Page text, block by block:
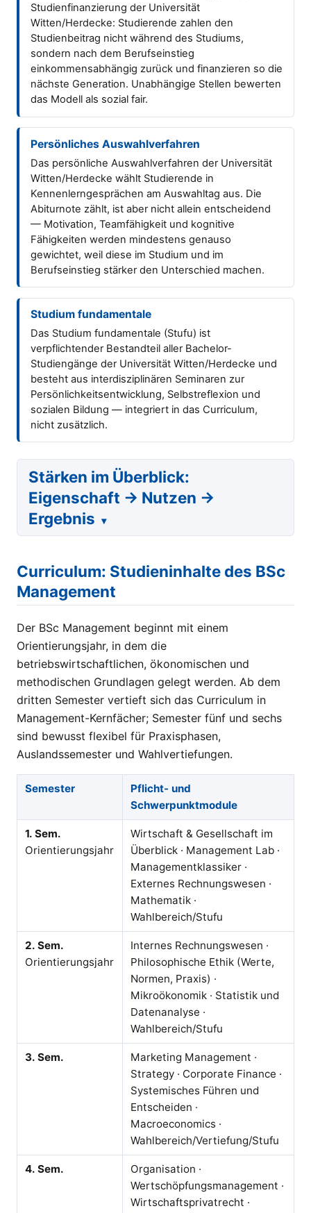
Studienfinanzierung der Universität
Witten/Herdecke: Studierende zahlen den
Studienbeitrag nicht während des Studiums,
sondern nach dem Berufseinstieg
einkommensabhängig zurück und finanzieren so die
nächste Generation. Unabhängige Stellen bewerten
das Modell als sozial fair.
Persönliches Auswahlverfahren
Das persönliche Auswahlverfahren der Universität
Witten/Herdecke wählt Studierende in
Kennenlerngesprächen am Auswahltag aus. Die
Abiturnote zählt, ist aber nicht allein entscheidend
— Motivation, Teamfähigkeit und kognitive
Fähigkeiten werden mindestens genauso
gewichtet, weil diese im Studium und im
Berufseinstieg stärker den Unterschied machen.
Studium fundamentale
Das Studium fundamentale (Stufu) ist
verpflichtender Bestandteil aller Bachelor-
Studiengänge der Universität Witten/Herdecke und
besteht aus interdisziplinären Seminaren zur
Persönlichkeitsentwicklung, Selbstreflexion und
sozialen Bildung — integriert in das Curriculum,
nicht zusätzlich.
Stärken im Überblick:
Eigenschaft → Nutzen →
Ergebnis
Curriculum: Studieninhalte des BSc
Management
Der BSc Management beginnt mit einem
Orientierungsjahr, in dem die
betriebswirtschaftlichen, ökonomischen und
methodischen Grundlagen gelegt werden. Ab dem
dritten Semester vertieft sich das Curriculum in
Management-Kernfächer; Semester fünf und sechs
sind bewusst flexibel für Praxisphasen,
Auslandssemester und Wahlvertiefungen.
Semester
Pflicht- und
Schwerpunktmodule
1. Sem.
Orientierungsjahr
Wirtschaft & Gesellschaft im
Überblick · Management Lab ·
Managementklassiker ·
Externes Rechnungswesen ·
Mathematik ·
Wahlbereich/Stufu
2. Sem.
Orientierungsjahr
Internes Rechnungswesen ·
Philosophische Ethik (Werte,
Normen, Praxis) ·
Mikroökonomik · Statistik und
Datenanalyse ·
Wahlbereich/Stufu
3. Sem.
Marketing Management ·
Strategy · Corporate Finance ·
Systemisches Führen und
Entscheiden ·
Macroeconomics ·
Wahlbereich/Vertiefung/Stufu
4. Sem.
Organisation ·
Wertschöpfungsmanagement ·
Wirtschaftsprivatrecht ·